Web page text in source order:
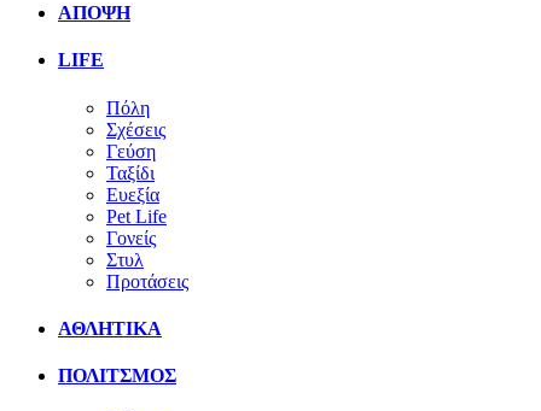
ΑΠΟΨΗ
LIFE
Πόλη
Σχέσεις
Γεύση
Ταξίδι
Ευεξία
Pet Life
Γονείς
Στυλ
Προτάσεις
ΑΘΛΗΤΙΚΑ
ΠΟΛΙΤΣΜΟΣ